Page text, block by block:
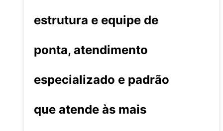
estrutura e equipe de
ponta, atendimento
especializado e padrão
que atende às mais